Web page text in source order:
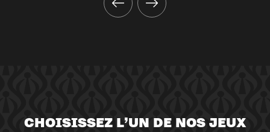
CHOISISSEZ L’UN DE NOS JEUX